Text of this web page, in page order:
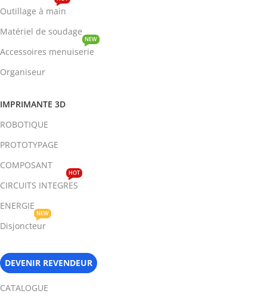
Outillage à main
Matériel de soudage
Accessoires menuiserie
NEW
Organiseur
IMPRIMANTE 3D
ROBOTIQUE
PROTOTYPAGE
COMPOSANT
CIRCUITS INTEGRES
HOT
ENERGIE
Disjoncteur
NEW
DEVENIR REVENDEUR
CATALOGUE